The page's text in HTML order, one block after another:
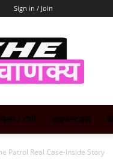
Sign in / Join
/ टीवी लाइफस्टाइल
Patrol Real Case-Inside Story